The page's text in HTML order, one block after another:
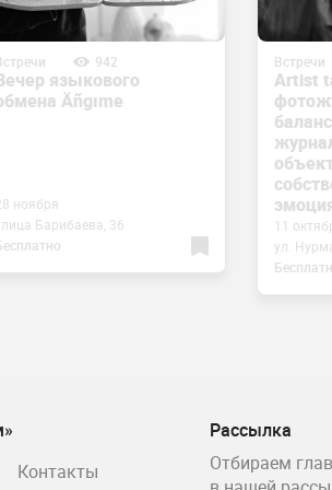
942
языкового
Äñgıme
ноября
Барибаева, 36
Встречи
Artist
11
ул.
Рассылка
Отбираем
Контакты